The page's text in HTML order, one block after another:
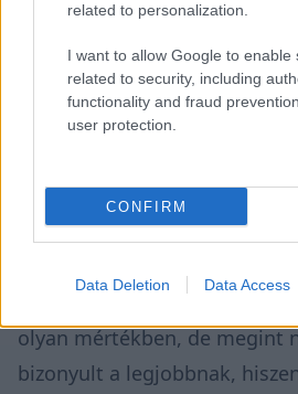
related to personalization.
I want to allow Google to enable
related to security, including
functionality and fraud
user protection.
CONFIRM
Data Deletion Data Access
aki a harmadik köre után
végére 0,135 mérföld per
megelőzte McLaughlint, akit
továbbjutók közül. Utolsó
indulók, és 231,486-os
bejött Palou mögé a második
Rosenqvist hagyta el a
olyan mértékben, de megint
bizonyult a legjobbnak,